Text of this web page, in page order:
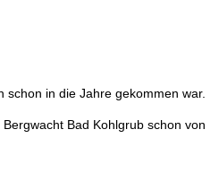
in die Jahre gekommen war.
Bad Kohlgrub schon von